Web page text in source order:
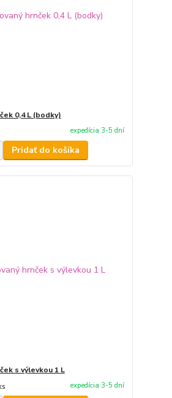
0,4 L (bodky)
expedícia 3-5 dní
Pridať do košíka
s výlevkou 1 L
expedícia 3-5 dní